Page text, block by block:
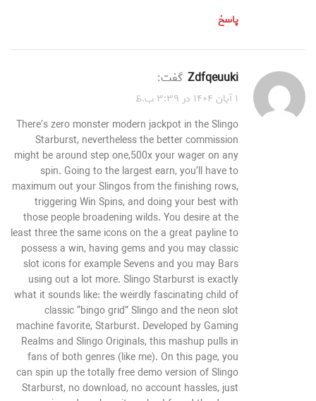
پاسخ
zdfqeuuki گفت:
۱ آبان ۱۴۰۴ در ۳:۳۹ ب.ظ
There’s zero monster modern jackpot in the Slingo
Starburst, nevertheless the better commission
might be around step one,500x your wager on any
spin. Going to the largest earn, you’ll have to
maximum out your Slingos from the finishing rows,
triggering Win Spins, and doing your best with
those people broadening wilds. You desire at the
least three the same icons on the a great payline to
possess a win, having gems and you may classic
slot icons for example Sevens and you may Bars
using out a lot more. Slingo Starburst is exactly
what it sounds like: the weirdly fascinating child of
classic “bingo grid” Slingo and the neon slot
machine favorite, Starburst. Developed by Gaming
Realms and Slingo Originals, this mashup pulls in
fans of both genres (like me). On this page, you
can spin up the totally free demo version of Slingo
Starburst, no download, no account hassles, just